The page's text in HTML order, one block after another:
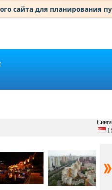
сайта для планирования
1